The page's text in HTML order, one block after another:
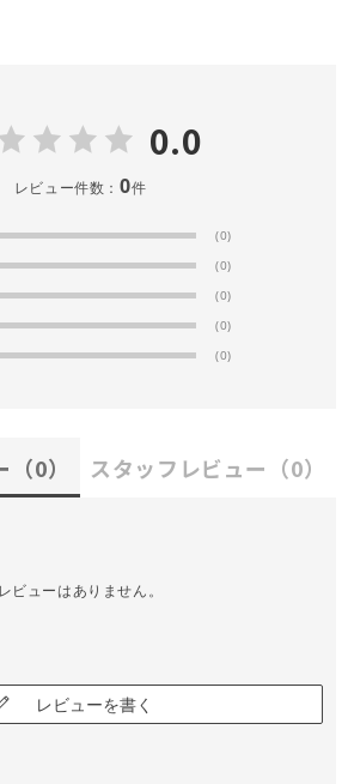
0.0
レビュー件数： 0件
(0)
(0)
(0)
(0)
(0)
（0） スタッフレビュー （0）
レビューはありません。
レビューを書く